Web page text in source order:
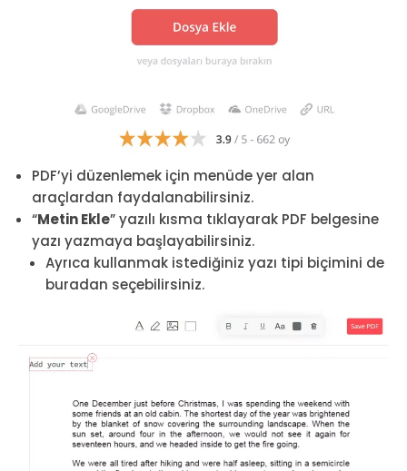
PDF’yi düzenlemek için menüde yer alan
araçlardan faydalanabilirsiniz.
“Metin Ekle” yazılı kısma tıklayarak PDF belgesine
yazı yazmaya başlayabilirsiniz.
Ayrıca kullanmak istediğiniz yazı tipi biçimini de
buradan seçebilirsiniz.